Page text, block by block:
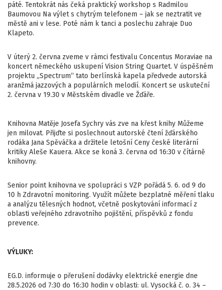
páté. Tentokrát nás čeká praktický workshop s Radmilou
Baumovou Na výlet s chytrým telefonem – jak se neztratit ve
městě ani v lese. Poté nám k tanci a poslechu zahraje Duo
Klapeto.
V úterý 2. června zveme v rámci festivalu Concentus Moraviae na
koncert německého uskupení Vision String Quartet. V úspěšném
projektu „Spectrum“ tato berlínská kapela předvede autorská
aranžmá jazzových a populárních melodií. Koncert se uskuteční
2. června v 19.30 v Městském divadle ve Žďáře.
Knihovna Matěje Josefa Sychry vás zve na křest knihy Můžeme
jen milovat. Přijďte si poslechnout autorské čtení žďárského
rodáka Jana Spěváčka a držitele letošní Ceny české literární
kritiky Aleše Kauera. Akce se koná 3. června od 16:30 v čítárně
knihovny.
Senior point knihovna ve spolupráci s VZP pořádá 5. 6. od 9 do
10 h Zdravotní monitoring. Využít můžete bezplatné měření tlaku
a analýzu tělesných hodnot, včetně poskytování informací z
oblasti veřejného zdravotního pojištění, příspěvků z fondu
prevence.
VÝLUKY:
EG.D. informuje o přerušení dodávky elektrické energie dne
28.5.2026 od 7:30 do 16:30 hodin v oblasti: ul. Vysocká č. o. 34 –